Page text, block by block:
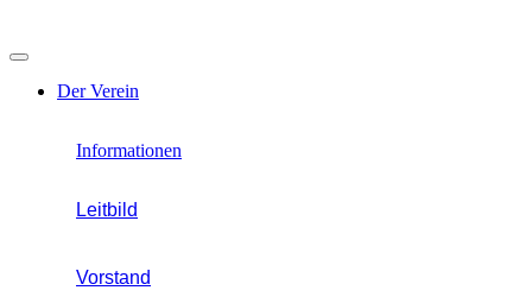
Der Verein
Informationen
Leitbild
Vorstand